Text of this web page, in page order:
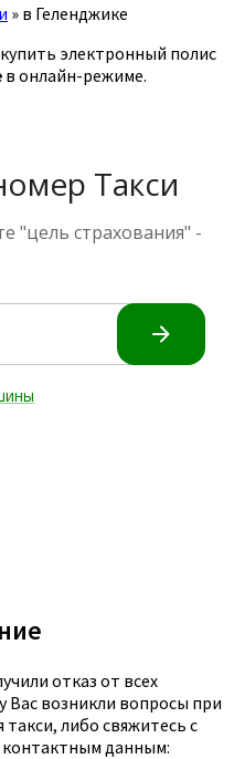
» в Геленджике
электронный полис
в онлайн-режиме.
отказ от всех
Вас возникли вопросы при
либо свяжитесь с
данным: